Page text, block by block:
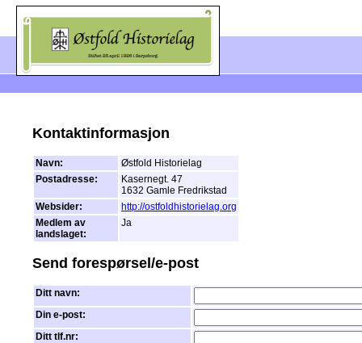
Kontaktinformasjon
Navn:
Østfold Historielag
Postadresse:
Kasernegt. 47
1632 Gamle Fredrikstad
Websider:
http://ostfoldhistorielag.org
Medlem av
landslaget:
Ja
Send forespørsel/e-post
Ditt navn:
Din e-post:
Ditt tlf.nr: